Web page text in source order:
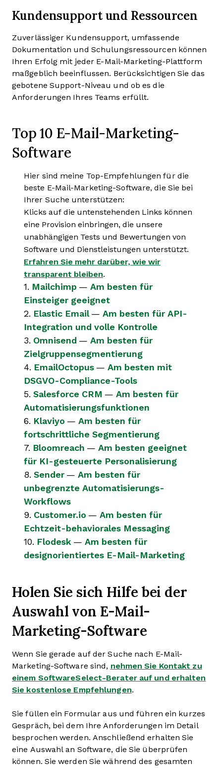
Kundensupport und Ressourcen
Zuverlässiger Kundensupport, umfassende
Dokumentation und Schulungsressourcen können
Ihren Erfolg mit jeder E-Mail-Marketing-Plattform
maßgeblich beeinflussen. Berücksichtigen Sie das
gebotene Support-Niveau und ob es die
Anforderungen Ihres Teams erfüllt.
Top 10 E-Mail-Marketing-
Software
Hier sind meine Top-Empfehlungen für die
beste E-Mail-Marketing-Software, die Sie bei
Ihrer Suche unterstützen:
Klicks auf die untenstehenden Links können
eine Provision einbringen, die unsere
unabhängigen Tests und Bewertungen von
Software und Dienstleistungen unterstützt.
Erfahren Sie mehr darüber, wie wir
transparent bleiben.
1. Mailchimp — Am besten für
Einsteiger geeignet
2. Elastic Email — Am besten für API-
Integration und volle Kontrolle
3. Omnisend — Am besten für
Zielgruppensegmentierung
4. EmailOctopus — Am besten mit
DSGVO-Compliance-Tools
5. Salesforce CRM — Am besten für
Automatisierungsfunktionen
6. Klaviyo — Am besten für
fortschrittliche Segmentierung
7. Bloomreach — Am besten geeignet
für KI-gesteuerte Personalisierung
8. Sender — Am besten für
unbegrenzte Automatisierungs-
Workflows
9. Customer.io — Am besten für
Echtzeit-behaviorales Messaging
10. Flodesk — Am besten für
designorientiertes E-Mail-Marketing
Holen Sie sich Hilfe bei der
Auswahl von E-Mail-
Marketing-Software
Wenn Sie gerade auf der Suche nach E-Mail-
Marketing-Software sind, nehmen Sie Kontakt zu
einem SoftwareSelect-Berater auf und erhalten
Sie kostenlose Empfehlungen.
Sie füllen ein Formular aus und führen ein kurzes
Gespräch, bei dem Ihre Anforderungen im Detail
besprochen werden. Anschließend erhalten Sie
eine Auswahl an Software, die Sie überprüfen
können. Sie werden Sie während des gesamten